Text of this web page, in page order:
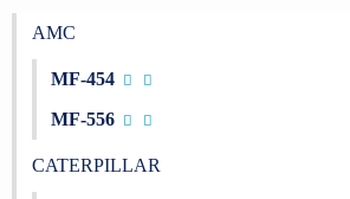
AMC
MF-454
MF-556
CATERPILLAR